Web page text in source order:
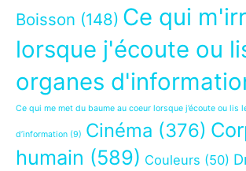
Boisson (148) Ce qui
lorsque j'écoute ou
organes
Ce qui me met du baume au coeur lorsque j’écoute ou lis
d’information (9) Cinéma (376)
humain (589) Couleurs (50)